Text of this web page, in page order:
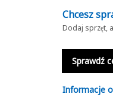
Chcesz
Dodaj sprzęt,
Sprawdź
Informacje